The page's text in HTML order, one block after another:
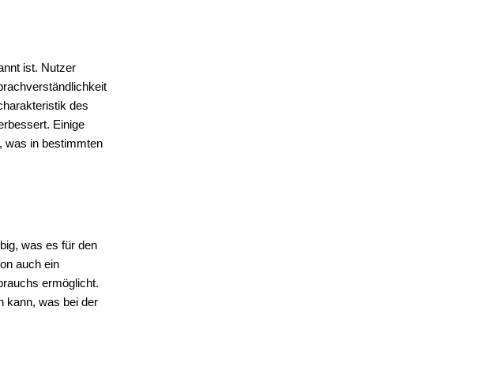
ist. Nutzer
des
Einige
was in bestimmten
was es für den
auch ein
ermöglicht.
kann, was bei der